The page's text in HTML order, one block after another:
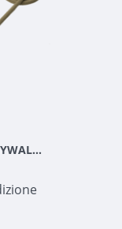
PET-JOY THE DOGGYWALKER ROPE LEASH TAN GREEN